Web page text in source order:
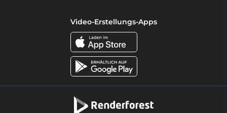
Video-Erstellungs-Apps